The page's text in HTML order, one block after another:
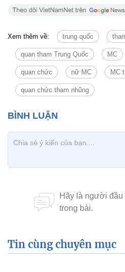
Xem thêm về: trung quốc
quan tham Trung Quốc MC
quan chức nữ MC MC
quan chức tham nhũng
Tin cùng chuyên mục